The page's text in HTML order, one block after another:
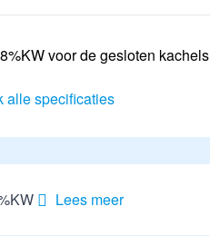
voor de gesloten kachels
alle specificaties
Lees meer